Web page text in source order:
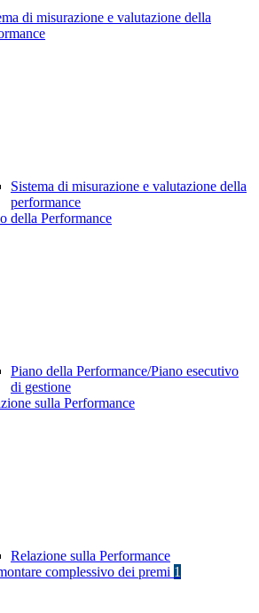
di misurazione e valutazione della
Sistema di misurazione e valutazione della
performance
della Performance
Piano della Performance/Piano esecutivo
di gestione
sulla Performance
Relazione sulla Performance
complessivo dei premi 1